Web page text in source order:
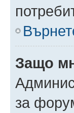
Защо
за